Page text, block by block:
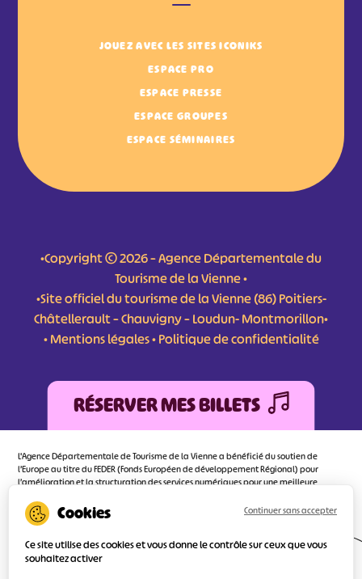
JOUEZ AVEC LES SITES ICONIKS
ESPACE PRO
ESPACE PRESSE
ESPACE GROUPES
ESPACE SÉMINAIRES
•Copyright © 2026 – Agence Départementale du
Tourisme de la Vienne •
•Site officiel du tourisme de la Vienne (86) Poitiers-
Châtellerault – Chauvigny – Loudun- Montmorillon•
•Mentions légales•Politique de confidentialité
RÉSERVER MES BILLETS
L'Agence Départementale de Tourisme de la Vienne a bénéficié du soutien de
l’Europe au titre du FEDER (Fonds Européen de développement Régional) pour
l’amélioration et la structuration des services numériques pour une meilleure
d’orienter au mieux le visiteur.
Ce site utilise des cookies et vous donne le contrôle sur ceux que vous
souhaitez activer
Continuer sans accepter